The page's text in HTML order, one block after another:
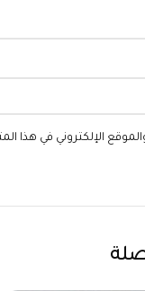
الإلكتروني في هذا